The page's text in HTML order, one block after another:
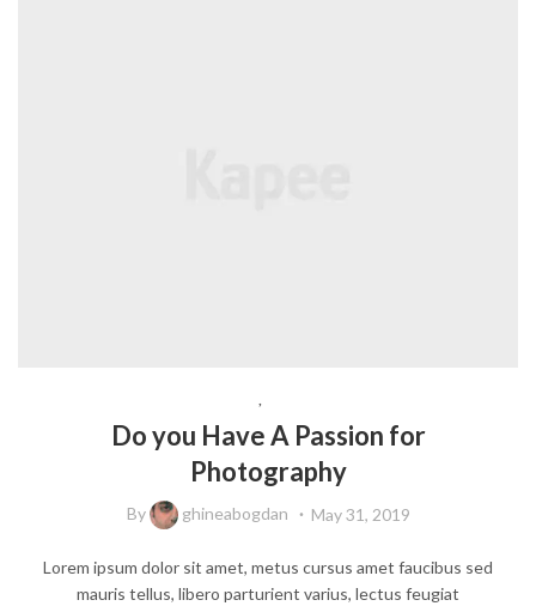
,
Do you Have A Passion for
Photography
By ghineabogdan May 31, 2019
Lorem ipsum dolor sit amet, metus cursus amet faucibus sed
mauris tellus, libero parturient varius, lectus feugiat